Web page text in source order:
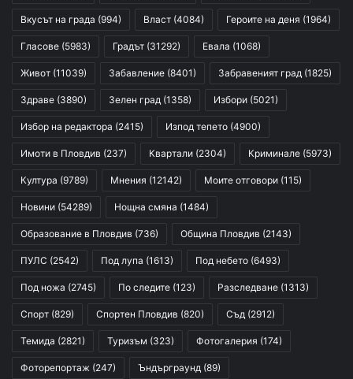
Вкусът на града (994) Власт (4084) Героите на деня (1964)
Гласове (5983) Градът (31292) Евала (1068)
Живот (11039) Забавление (8401) Забравеният град (1825)
Здраве (3890) Зелен град (1358) Избори (5021)
Избор на редактора (2415) Изпод тепето (4900)
Имоти в Пловдив (237) Квартали (2304) Криминале (5973)
Култура (9789) Мнения (12142) Моите отговори (115)
Новини (54289) Нощна смяна (1484)
Образование в Пловдив (736) Община Пловдив (2143)
ПУЛС (2542) Под лупа (1613) Под небето (6493)
Под ножа (2745) По следите (123) Разследване (1313)
Спорт (829) Спортен Пловдив (820) Съд (2912)
Темида (2821) Туризъм (323) Фотогалерия (174)
Фоторепортаж (247) Ъндърграунд (89)